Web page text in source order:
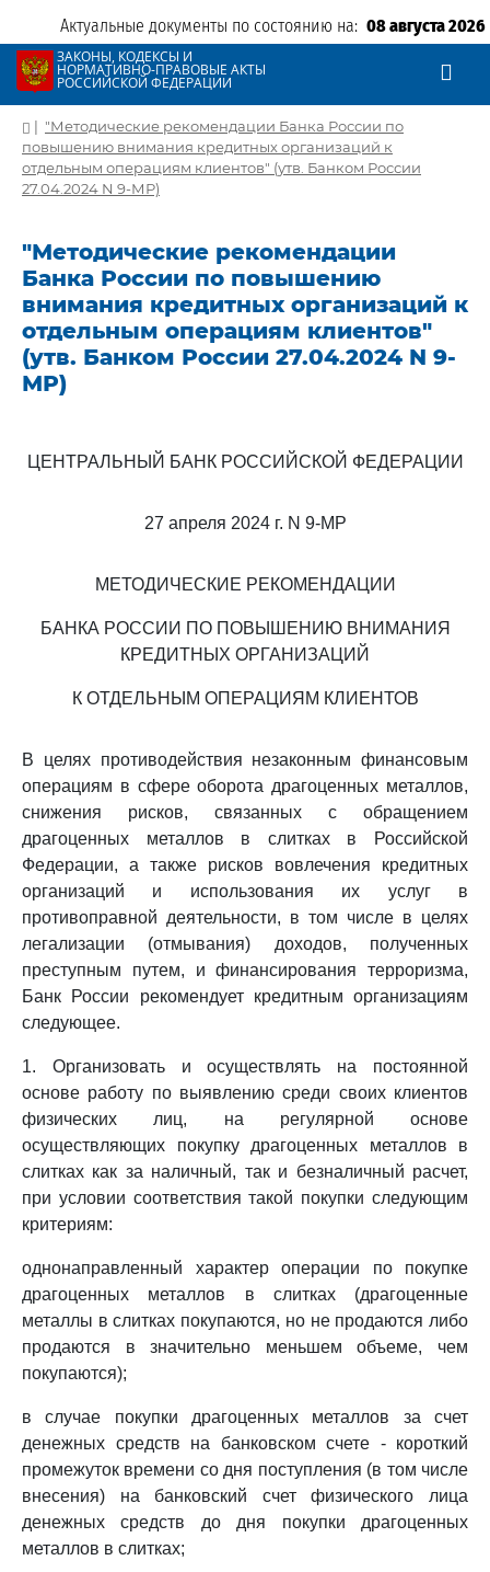
Актуальные документы по состоянию на: 08 августа 2026
ЗАКОНЫ, КОДЕКСЫ И
НОРМАТИВНО-ПРАВОВЫЕ АКТЫ
РОССИЙСКОЙ ФЕДЕРАЦИИ
| "Методические рекомендации Банка России по
повышению внимания кредитных организаций к
отдельным операциям клиентов" (утв. Банком России
27.04.2024 N 9-МР)
"Методические рекомендации
Банка России по повышению
внимания кредитных организаций к
отдельным операциям клиентов"
(утв. Банком России 27.04.2024 N 9-
МР)
ЦЕНТРАЛЬНЫЙ БАНК РОССИЙСКОЙ ФЕДЕРАЦИИ
27 апреля 2024 г. N 9-МР
МЕТОДИЧЕСКИЕ РЕКОМЕНДАЦИИ
БАНКА РОССИИ ПО ПОВЫШЕНИЮ ВНИМАНИЯ
КРЕДИТНЫХ ОРГАНИЗАЦИЙ
К ОТДЕЛЬНЫМ ОПЕРАЦИЯМ КЛИЕНТОВ
В целях противодействия незаконным финансовым
операциям в сфере оборота драгоценных металлов,
снижения рисков, связанных с обращением
драгоценных металлов в слитках в Российской
Федерации, а также рисков вовлечения кредитных
организаций и использования их услуг в
противоправной деятельности, в том числе в целях
легализации (отмывания) доходов, полученных
преступным путем, и финансирования терроризма,
Банк России рекомендует кредитным организациям
следующее.
1. Организовать и осуществлять на постоянной
основе работу по выявлению среди своих клиентов
физических лиц, на регулярной основе
осуществляющих покупку драгоценных металлов в
слитках как за наличный, так и безналичный расчет,
при условии соответствия такой покупки следующим
критериям:
однонаправленный характер операции по покупке
драгоценных металлов в слитках (драгоценные
металлы в слитках покупаются, но не продаются либо
продаются в значительно меньшем объеме, чем
покупаются);
в случае покупки драгоценных металлов за счет
денежных средств на банковском счете - короткий
промежуток времени со дня поступления (в том числе
внесения) на банковский счет физического лица
денежных средств до дня покупки драгоценных
металлов в слитках;